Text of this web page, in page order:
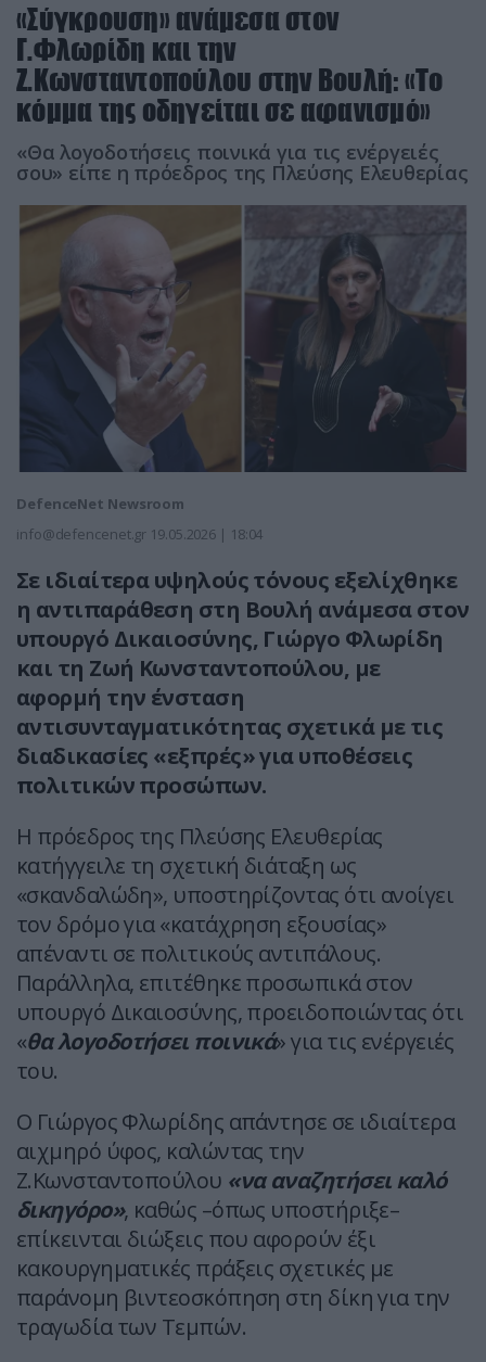
«Σύγκρουση» ανάμεσα στον
Γ.Φλωρίδη και την
Ζ.Κωνσταντοπούλου στην Βουλή: «Το
κόμμα της οδηγείται σε αφανισμό»
«Θα λογοδοτήσεις ποινικά για τις ενέργειές
σου» είπε η πρόεδρος της Πλεύσης Ελευθερίας
DefenceNet Newsroom
info@defencenet.gr 19.05.2026 | 18:04
Σε ιδιαίτερα υψηλούς τόνους εξελίχθηκε
η αντιπαράθεση στη Βουλή ανάμεσα στον
υπουργό Δικαιοσύνης, Γιώργο Φλωρίδη
και τη Ζωή Κωνσταντοπούλου, με
αφορμή την ένσταση
αντισυνταγματικότητας σχετικά με τις
διαδικασίες «εξπρές» για υποθέσεις
πολιτικών προσώπων.
Η πρόεδρος της Πλεύσης Ελευθερίας
κατήγγειλε τη σχετική διάταξη ως
«σκανδαλώδη», υποστηρίζοντας ότι ανοίγει
τον δρόμο για «κατάχρηση εξουσίας»
απέναντι σε πολιτικούς αντιπάλους.
Παράλληλα, επιτέθηκε προσωπικά στον
υπουργό Δικαιοσύνης, προειδοποιώντας ότι
«θα λογοδοτήσει ποινικά» για τις ενέργειές
του.
Ο Γιώργος Φλωρίδης απάντησε σε ιδιαίτερα
αιχμηρό ύφος, καλώντας την
Ζ.Κωνσταντοπούλου «να αναζητήσει καλό
δικηγόρο», καθώς –όπως υποστήριξε–
επίκεινται διώξεις που αφορούν έξι
κακουργηματικές πράξεις σχετικές με
παράνομη βιντεοσκόπηση στη δίκη για την
τραγωδία των Τεμπών.